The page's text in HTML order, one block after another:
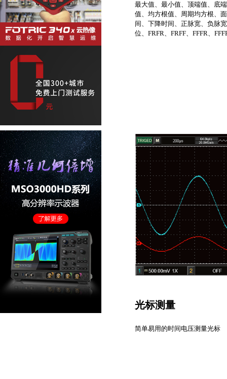
最大值、最小值、顶端值、底
值、均方根值、周期均方根、
间、下降时间、正脉宽、负脉
位、FRFR、FRFF、FFFR、
光标测量
简单易用的时间电压测量光标